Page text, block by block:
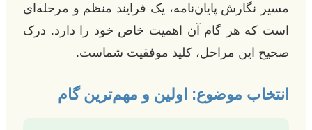
مسیر نگارش پایان‌نامه، یک فرایند منظم و مرحله‌ای
است که هر گام آن اهمیت خاص خود را دارد. درک
صحیح این مراحل، کلید موفقیت شماست.
انتخاب موضوع: اولین و مهم‌ترین گام